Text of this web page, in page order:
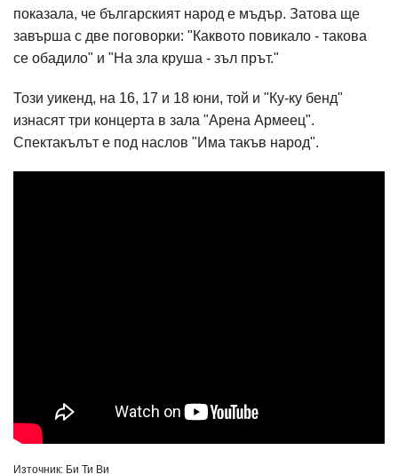
показала, че българският народ е мъдър. Затова ще
завърша с две поговорки: "Каквото повикало - такова
се обадило" и "На зла круша - зъл прът."
Този уикенд, на 16, 17 и 18 юни, той и "Ку-ку бенд"
изнасят три концерта в зала "Арена Армеец".
Спектакълът е под наслов "Има такъв народ".
Източник: Би Ти Ви